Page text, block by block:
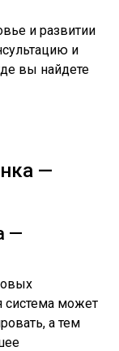
и развитии
и
вы найдете
—
—
система может
а тем